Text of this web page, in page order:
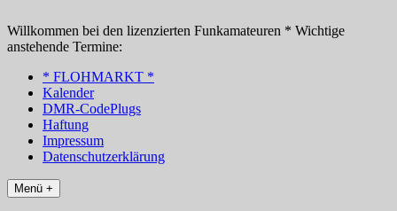
Inhalt
springen
Willkommen bei den lizenzierten Funkamateuren * Wichtige
anstehende Termine:
* FLOHMARKT *
Kalender
DMR-CodePlugs
Haftung
Impressum
Datenschutzerklärung
Menü +